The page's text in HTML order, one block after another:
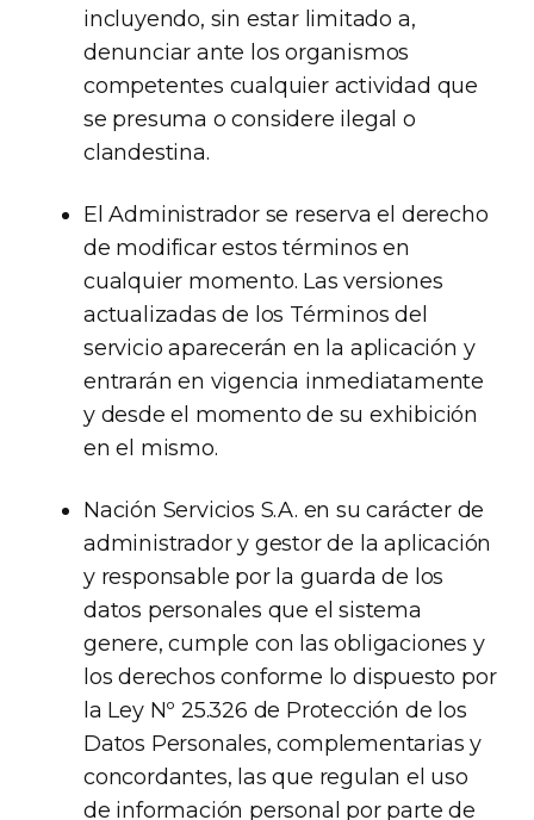
incluyendo, sin estar limitado a,
denunciar ante los organismos
competentes cualquier actividad que
se presuma o considere ilegal o
clandestina.
El Administrador se reserva el derecho
de modificar estos términos en
cualquier momento. Las versiones
actualizadas de los Términos del
servicio aparecerán en la aplicación y
entrarán en vigencia inmediatamente
y desde el momento de su exhibición
en el mismo.
Nación Servicios S.A. en su carácter de
administrador y gestor de la aplicación
y responsable por la guarda de los
datos personales que el sistema
genere, cumple con las obligaciones y
los derechos conforme lo dispuesto por
la Ley Nº 25.326 de Protección de los
Datos Personales, complementarias y
concordantes, las que regulan el uso
de información personal por parte de